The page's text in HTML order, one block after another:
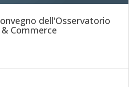
dell'Osservatorio
Commerce